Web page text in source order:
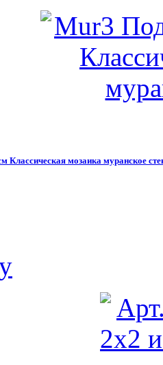
Классическая мозаика муранское